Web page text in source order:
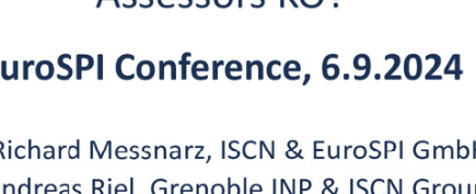
Objekt hinzufügen